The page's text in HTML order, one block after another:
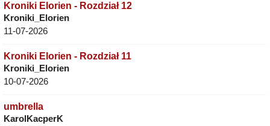
Kroniki Elorien - Rozdział 12
Kroniki_Elorien
11-07-2026
Kroniki Elorien - Rozdział 11
Kroniki_Elorien
10-07-2026
umbrella
KarolKacperK